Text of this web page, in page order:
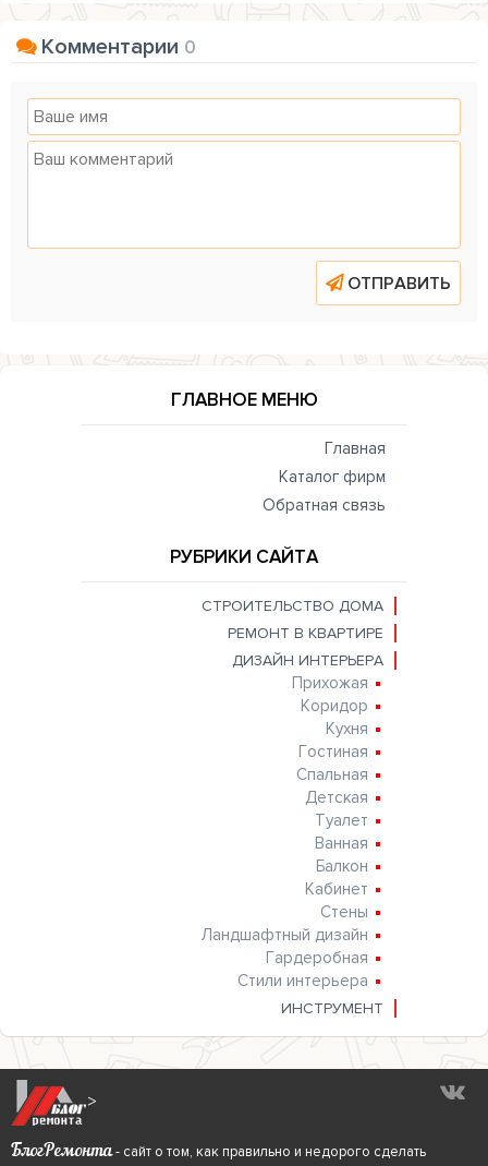
Комментарии 0
ОТПРАВИТЬ
ГЛАВНОЕ МЕНЮ
Главная
Каталог фирм
Обратная связь
РУБРИКИ САЙТА
СТРОИТЕЛЬСТВО ДОМА
РЕМОНТ В КВАРТИРЕ
ДИЗАЙН ИНТЕРЬЕРА
Прихожая
Коридор
Кухня
Гостиная
Спальная
Детская
Туалет
Ванная
Балкон
Кабинет
Стены
Ландшафтный дизайн
Гардеробная
Стили интерьера
ИНСТРУМЕНТ
>
БлогРемонта- сайт о том, как правильно и недорого сделать